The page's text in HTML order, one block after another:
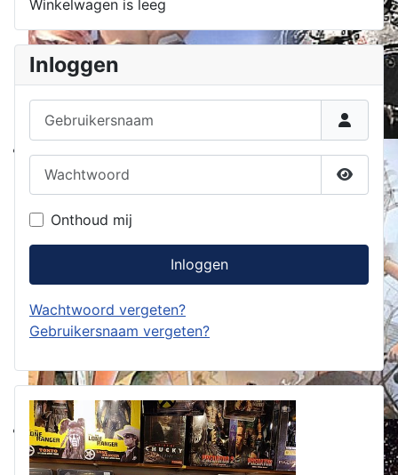
Winkelwagen is leeg
Inloggen
Toon
Onthoud mij
Inloggen
Wachtwoord vergeten?
Gebruikersnaam vergeten?